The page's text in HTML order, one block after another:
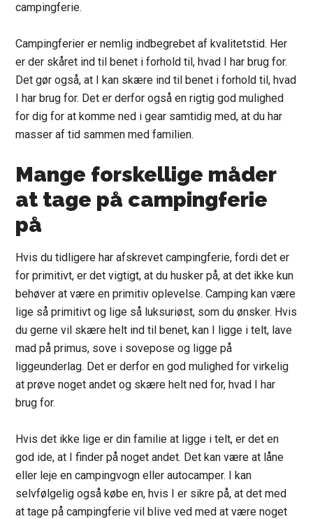
campingferie.
Campingferier er nemlig indbegrebet af kvalitetstid. Her
er der skåret ind til benet i forhold til, hvad I har brug for.
Det gør også, at I kan skære ind til benet i forhold til, hvad
I har brug for. Det er derfor også en rigtig god mulighed
for dig for at komme ned i gear samtidig med, at du har
masser af tid sammen med familien.
Mange forskellige måder
at tage på campingferie
på
Hvis du tidligere har afskrevet campingferie, fordi det er
for primitivt, er det vigtigt, at du husker på, at det ikke kun
behøver at være en primitiv oplevelse. Camping kan være
lige så primitivt og lige så luksuriøst, som du ønsker. Hvis
du gerne vil skære helt ind til benet, kan I ligge i telt, lave
mad på primus, sove i sovepose og ligge på
liggeunderlag. Det er derfor en god mulighed for virkelig
at prøve noget andet og skære helt ned for, hvad I har
brug for.
Hvis det ikke lige er din familie at ligge i telt, er det en
god ide, at I finder på noget andet. Det kan være at låne
eller leje en campingvogn eller autocamper. I kan
selvfølgelig også købe en, hvis I er sikre på, at det med
at tage på campingferie vil blive ved med at være noget